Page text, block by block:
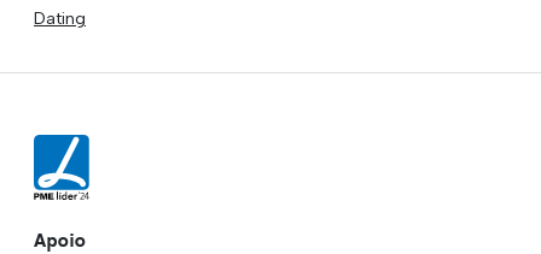
Dating
Apoio